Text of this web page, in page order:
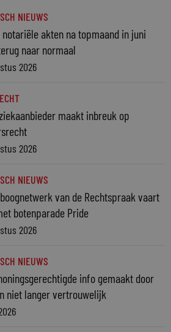
NIEUWS
notariële akten na topmaand in juni
naar normaal
2026
maakt inbreuk op
2026
NIEUWS
van de Rechtspraak vaart
botenparade Pride
2026
NIEUWS
info gemaakt door
niet langer vertrouwelijk